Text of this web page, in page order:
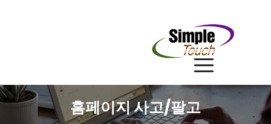
홈페이지 사고/팔고